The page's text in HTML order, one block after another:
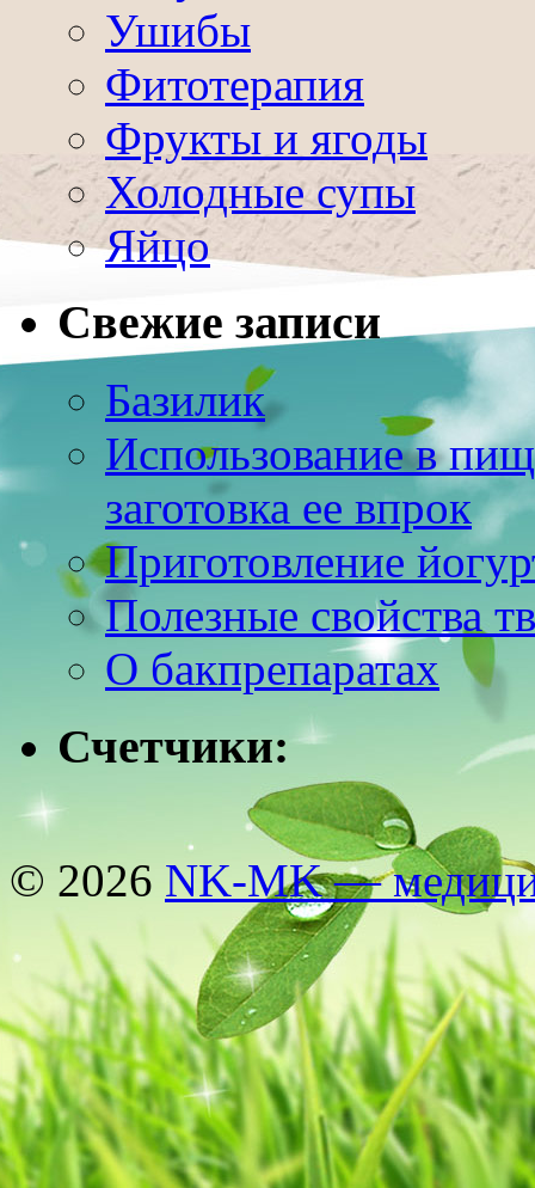
Ушибы
Фитотерапия
Фрукты и ягоды
Холодные супы
Яйцо
Свежие записи
Базилик
Использование в
заготовка ее впрок
Приготовление
Полезные свойства
О бакпрепаратах
Счетчики:
© 2026 NK-MK —